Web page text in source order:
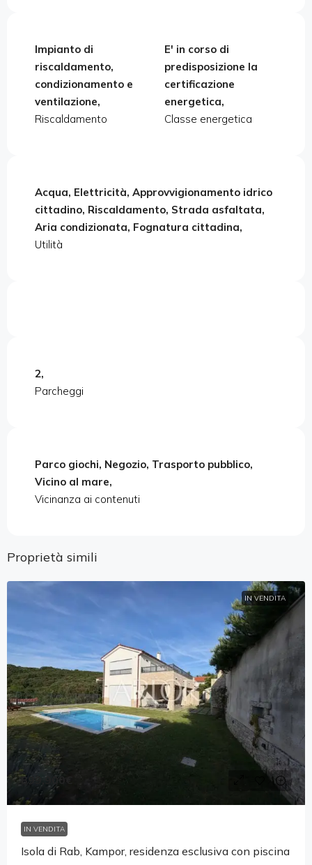
Impianto di
riscaldamento,
condizionamento e
ventilazione,
Riscaldamento
E' in corso di
predisposizione la
certificazione
energetica,
Classe energetica
Acqua, Elettricità, Approvvigionamento idrico
cittadino, Riscaldamento, Strada asfaltata,
Aria condizionata, Fognatura cittadina,
Utilità
2,
Parcheggi
Parco giochi, Negozio, Trasporto pubblico,
Vicino al mare,
Vicinanza ai contenuti
Proprietà simili
IN VENDITA
899,900€
IN VENDITA
Isola di Rab, Kampor, residenza esclusiva con piscina